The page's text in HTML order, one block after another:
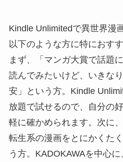
Kindle Unlimitedで異世界漫
以下のような方に特におすす
まず、「マンガ大賞で話題
読んでみたいけど、いきな
安」という方。Kindle
放題で試せるので、自分の
軽に確かめられます。次に
転生系の漫画をとにかくた
う方。KADOKAWAを中心